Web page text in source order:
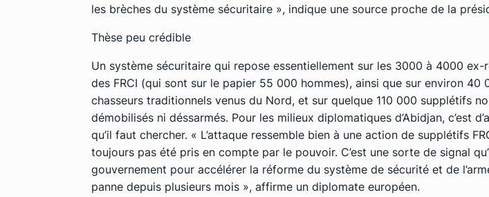
les brèches du système sécuritaire », indique une source proche de la
Thèse peu crédible
Un système sécuritaire qui repose essentiellement sur les 3000 à 4000 ex-
des FRCI (qui sont sur le papier 55 000 hommes), ainsi que sur environ 40
chasseurs traditionnels venus du Nord, et sur quelque 110 000 supplétifs
démobilisés ni déssarmés. Pour les milieux diplomatiques d’Abidjan, c’est
qu’il faut chercher. « L’attaque ressemble bien à une action de supplétifs
toujours pas été pris en compte par le pouvoir. C’est une sorte de signal
gouvernement pour accélérer la réforme du système de sécurité et de
panne depuis plusieurs mois », affirme un diplomate européen.